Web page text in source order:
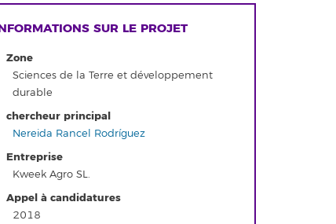
SUR LE PROJET
Zone
Sciences de la Terre et développement
durable
chercheur principal
Nereida Rancel Rodríguez
Entreprise
Kweek Agro SL.
Appel à candidatures
2018